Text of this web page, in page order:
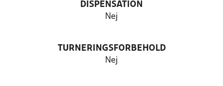
DISPENSATION
Nej
TURNERINGSFORBEHOLD
Nej